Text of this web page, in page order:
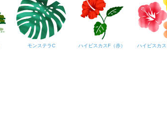
モンステラC ハイビスカスF（赤）